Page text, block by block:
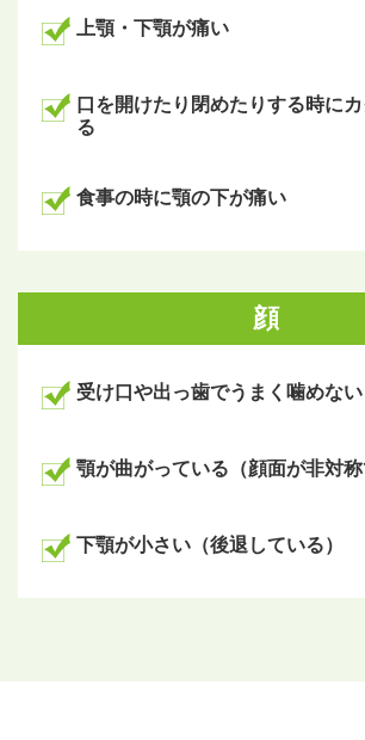
上顎・下顎が痛い
口を開けたり閉めたりする時に
る
食事の時に顎の下が痛い
顔
受け口や出っ歯でうまく噛めない
顎が曲がっている（顔面が非対称
下顎が小さい（後退している）